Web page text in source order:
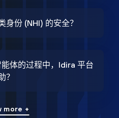
身份 (NHI) 的安全？
体的过程中，Idira 平台
？
more +